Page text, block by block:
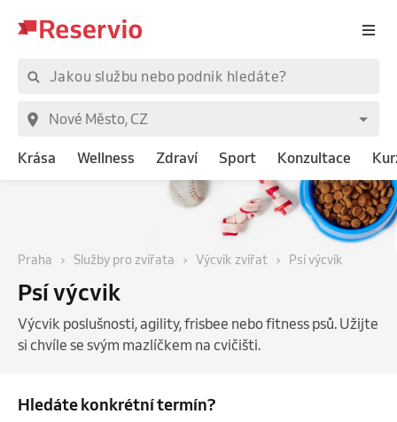
Krása Wellness Zdraví Sport Konzultace
Praha Služby pro zvířata Výcvik zvířat Psí výcvik
Psí výcvik
Výcvik poslušnosti, agility, frisbee nebo fitness psů. Užijte
si chvíle se svým mazlíčkem na cvičišti.
Hledáte konkrétní termín?